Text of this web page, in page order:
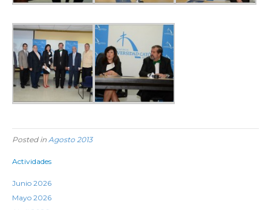
Posted in Agosto 2013
Actividades
Junio 2026
Mayo 2026